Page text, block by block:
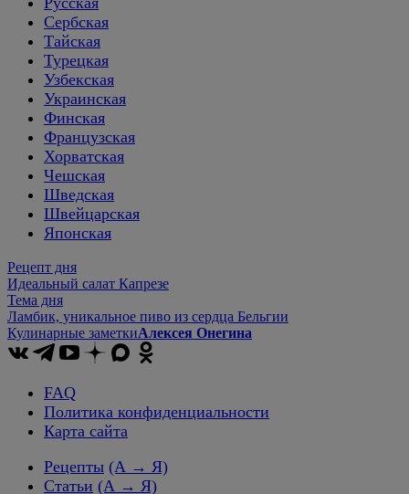
Сербская
Тайская
Турецкая
Узбекская
Украинская
Финская
Французская
Хорватская
Чешская
Шведская
Швейцарская
Японская
Рецепт дня
Идеальный салат Капрезе
Тема дня
Ламбик, уникальное пиво из сердца Бельгии
Кулинарные заметкиАлексея Онегина
FAQ
Политика конфиденциальности
Карта сайта
Рецепты (А → Я)
Статьи (А → Я)